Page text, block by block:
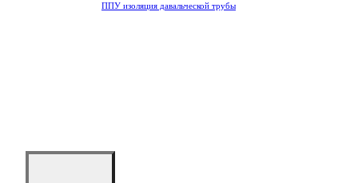
ППУ изоляция давальческой трубы